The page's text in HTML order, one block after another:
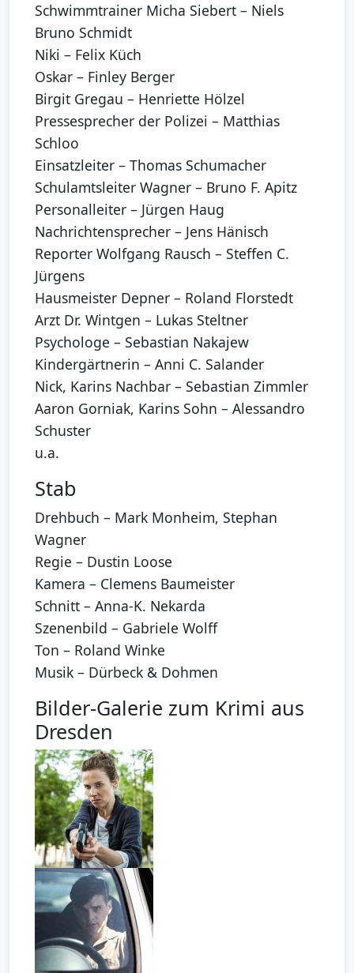
Schwimmtrainer Micha Siebert – Niels
Bruno Schmidt
Niki – Felix Küch
Oskar – Finley Berger
Birgit Gregau – Henriette Hölzel
Pressesprecher der Polizei – Matthias
Schloo
Einsatzleiter – Thomas Schumacher
Schulamtsleiter Wagner – Bruno F. Apitz
Personalleiter – Jürgen Haug
Nachrichtensprecher – Jens Hänisch
Reporter Wolfgang Rausch – Steffen C.
Jürgens
Hausmeister Depner – Roland Florstedt
Arzt Dr. Wintgen – Lukas Steltner
Psychologe – Sebastian Nakajew
Kindergärtnerin – Anni C. Salander
Nick, Karins Nachbar – Sebastian Zimmler
Aaron Gorniak, Karins Sohn – Alessandro
Schuster
u.a.
Stab
Drehbuch – Mark Monheim, Stephan
Wagner
Regie – Dustin Loose
Kamera – Clemens Baumeister
Schnitt – Anna-K. Nekarda
Szenenbild – Gabriele Wolff
Ton – Roland Winke
Musik – Dürbeck & Dohmen
Bilder-Galerie zum Krimi aus
Dresden